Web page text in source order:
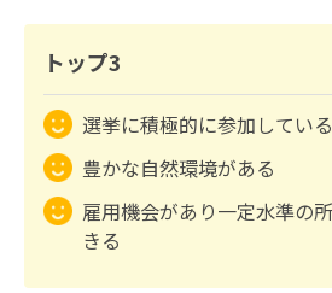
トップ3
選挙に積極的に参加している
豊かな自然環境がある
雇用機会があり一定水準の
きる